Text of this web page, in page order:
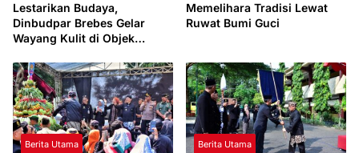
Lestarikan Budaya,
Dinbudpar Brebes Gelar
Wayang Kulit di Objek
Memelihara Tradisi Lewat
Ruwat Bumi Guci
Berita Utama Berita Utama